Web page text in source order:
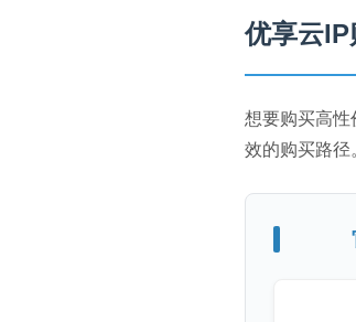
优享云
想要购买高性
效的购买路径
官